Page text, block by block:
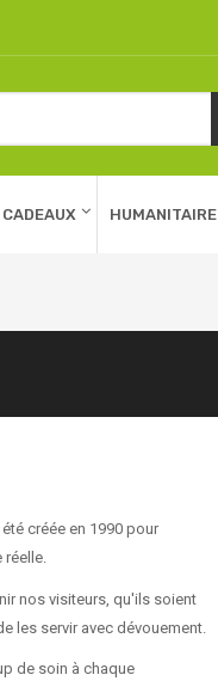
CADEAUX HUMANITAIRE
créée en 1990 pour
réelle.
nos visiteurs, qu'ils soient
les servir avec dévouement.
de soin à chaque